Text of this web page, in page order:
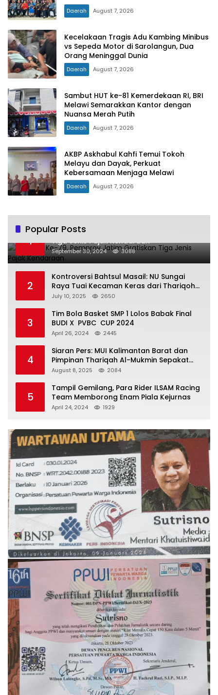
Daerah August 7, 2026
Kecelakaan Tragis Adu Kambing Minibus
vs Sepeda Motor di Sarolangun, Dua
Orang Meninggal Dunia
Daerah August 7, 2026
Sambut HUT ke-81 Kemerdekaan RI, BRI
Melawi Semarakkan Kantor dengan
Nuansa Merah Putih
Daerah August 7, 2026
AKBP Askhabul Kahfi Temui Tokoh
Melayu dan Dayak, Perkuat
Kebersamaan Menjaga Melawi
Daerah August 7, 2026
Popular Posts
1
Hari Jadi Ke-79, Pemprov Jatim Gratiskan
Tiga Jenis Pajak Kendaraan
September 30, 2024 3088
2
Kontroversi Bahtsul Masail: NU Sungai
Raya Tuai Kecaman Keras dari Thariqoh
Al Mu’min
July 10, 2025 2650
3
Tim Bola Basket SMP 1 Lolos Babak Final
BUDI X PVBC CUP 2024
April 26, 2024 2445
4
Siaran Pers: MUI Kalimantan Barat dan
Pimpinan Thariqah Al-Mukmin Sepakat
Jaga Umat
August 8, 2025 2084
5
Tampil Gemilang, Para Rider ILSAM Racing
Team Memborong Enam Piala Kejurnas
April 24, 2024 1929